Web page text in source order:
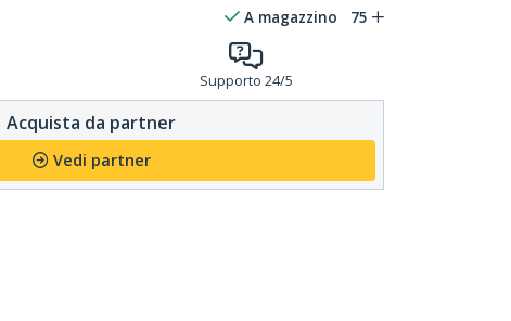
A magazzino 75
Supporto 24/5
Acquista da partner
Vedi partner